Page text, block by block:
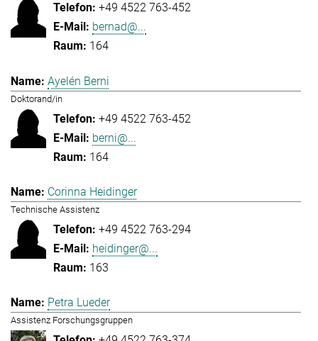
+49 4522 763-452
bernad@...
164
Ayelén Berni
Doktorand/in
+49 4522 763-452
berni@...
164
Corinna Heidinger
Technische Assistenz
+49 4522 763-294
heidinger@...
163
Petra Lueder
Assistenz Forschungsgruppen